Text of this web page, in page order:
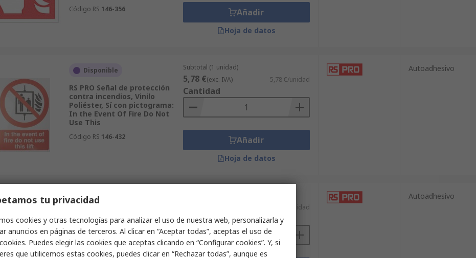
Código RS 146-356 Añadir
Hoja de datos
Disponible
RS PRO Señal de protección
contra incendios, Vinilo
Poliéster, Sí con pictograma:
In the Event Of Fire Do Not
Use This
Código RS 146-432
Subtotal (1 unidad)
5,78 €(exc. IVA) 5,78 €/unidad
Cantidad
Añadir
Hoja de datos
Autoadhesivo
Disponible
RS PRO Señal de protección
contra incendios, Vinilo, Sí con
pictograma: List of materials
dry powder can be used on,
Código RS 181-2246
5,28 €/unidad
Cantidad
Autoadhesivo
tu privacidad
cookies y otras tecnologías para analizar el uso de nuestra web, personalizarla y
anuncios en páginas de terceros. Al clicar en “Aceptar todas”, aceptas el uso de
Puedes elegir las cookies que aceptas clicando en “Configurar cookies”. Y, si
que utilicemos estas cookies, puedes clicar en “Rechazar todas”, aunque es